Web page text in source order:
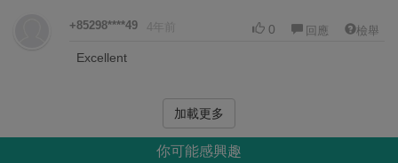
+85298****49 4年前 0 回應 檢舉
Excellent
加載更多
你可能感興趣